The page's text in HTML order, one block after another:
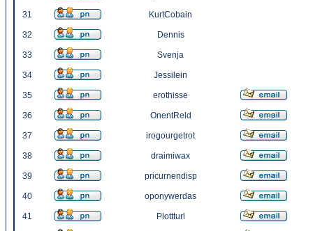
31 KurtCobain
32 Dennis
33 Svenja
34 Jessilein
35 erothisse
36 OnentReld
37 irogourgetrot
38 draimiwax
39 pricurnendisp
40 oponywerdas
41 Plottturl